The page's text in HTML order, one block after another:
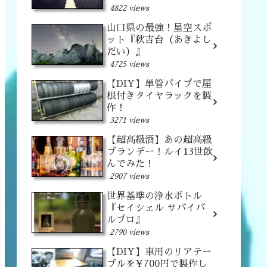
4822 views
山口県の最強！星空スポ
ット『秋吉台（あきよし
だい）』
4725 views
【DIY】単管パイプで屋
根付きタイヤラックを製
作！
3271 views
【超高級酒】あの超高級
ブランデー！ルイ13世飲
んでみた！
2907 views
世界基準の浄水ボトル
『セイシェル サバイバ
ルプロ』
2790 views
【DIY】車用のリアテー
ブルを¥700円で製作し